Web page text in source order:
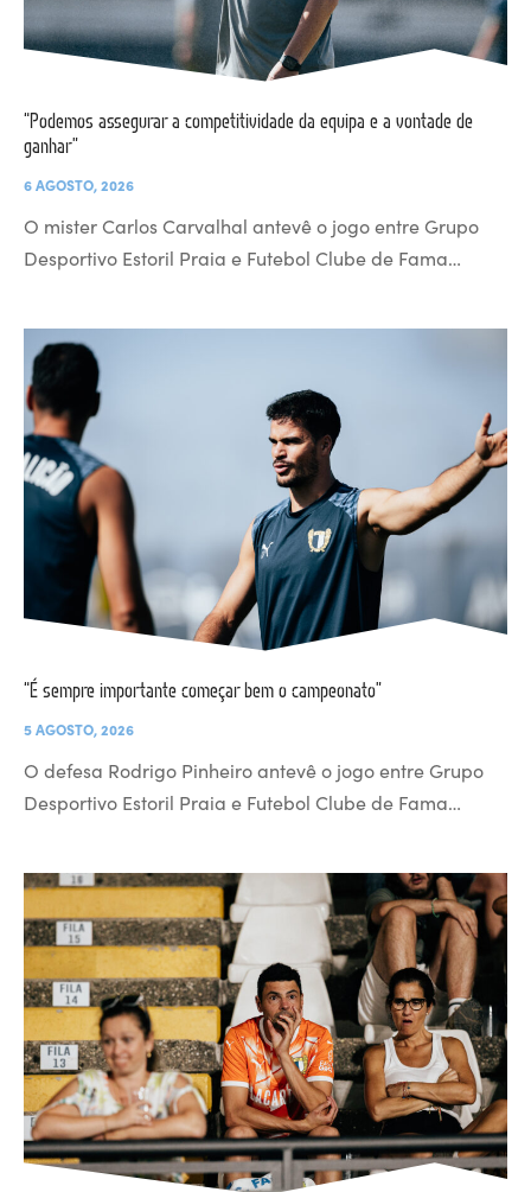
“Podemos assegurar a competitividade da equipa e a vontade de
ganhar”
6 AGOSTO, 2026
O mister Carlos Carvalhal antevê o jogo entre Grupo
Desportivo Estoril Praia e Futebol Clube de Fama…
“É sempre importante começar bem o campeonato”
5 AGOSTO, 2026
O defesa Rodrigo Pinheiro antevê o jogo entre Grupo
Desportivo Estoril Praia e Futebol Clube de Fama…